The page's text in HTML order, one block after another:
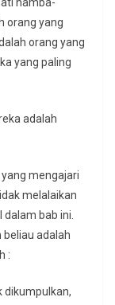
hamba-
orang yang
orang yang
yang paling
adalah
mengajari
melalaikan
dalam bab ini.
beliau adalah
:
dikumpulkan,